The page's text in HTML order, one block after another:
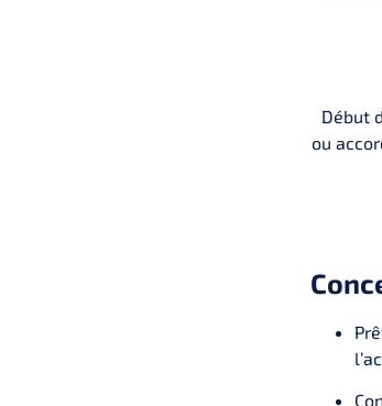
Début
ou